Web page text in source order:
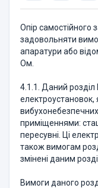
Опір
задовольняти
апаратури або
Ом.
4.1.1. Даний
електроустановок,
приміщеннями:
пересувні. Ці
також вимогам
змінені даним
Вимоги даного